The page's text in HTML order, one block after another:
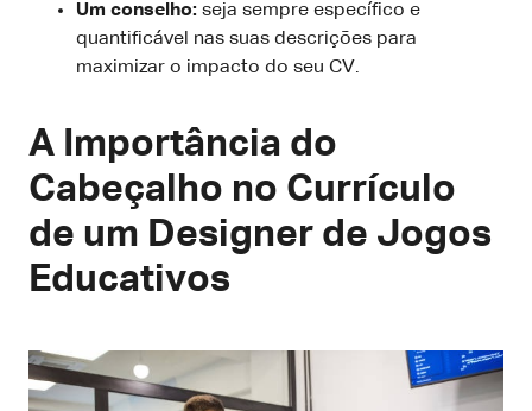
Um conselho: seja sempre específico e
quantificável nas suas descrições para
maximizar o impacto do seu CV.
A Importância do
Cabeçalho no Currículo
de um Designer de Jogos
Educativos